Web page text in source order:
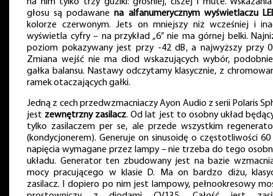
głosu są podawanena alfanumerycznym wyświetlaczu
kolorze czerwonym. Jets on mniejszy niż wcześniej i
wyświetla cyfry – na przykład „6” nie ma górnej belki.
poziom pokazywany jest przy -42 dB, a najwyższy przy
Zmiana wejść nie ma diod wskazujących wybór,
gałka balansu. Nastawy odczytamy klasycznie, z
ramek otaczających gałki.
Jedną z cech przedwzmacniaczy Ayon Audio z serii Polaris
jest zewnętrzny zasilacz. Od lat jest to osobny układ
tylko zasilaczem per se, ale przede wszystkim
(kondycjonerem). Generuje on sinusoidę o częstotliwości 60
napięcia wymagane przez lampy – nie trzeba do tego
układu. Generator ten zbudowany jest na bazie
mocy pracującego w klasie D. Ma on bardzo diżu,
zasilacz. I dopiero po nim jest lampowy, pełnookresowy